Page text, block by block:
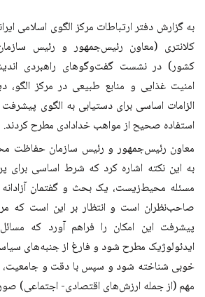
به گزارش دفتر ارتباطات مرکز الگوی اسلامی
کلانتری (معاون رئیس‌جمهور و رئیس
کشور) در نشست گفت‌وگوهای راهبردی
امنیت غذایی و منابع طبیعی در مرکز الگو،
الزامات اساسی برای دستیابی به الگوی
استفاده صحیح از مواهب خدادادی مطرح کردند.
معاون رئیس‌جمهور و رئیس سازمان
به این نکته اشاره کرد که شرط اساسی برای
مسئله محیط‌زیست، یک بحث و گفتمان
صاحب‌نظران است و انتظار بر این است که
پیشرفت این امکان را فراهم آورد که
ایدئولوژیک مطرح شود و فارغ از جنبه‌های
خوبی شناخته شود و سپس با دقت و جامعیت،
مهم (از جمله ارزش‌های اقتصادی- اجتماعی)